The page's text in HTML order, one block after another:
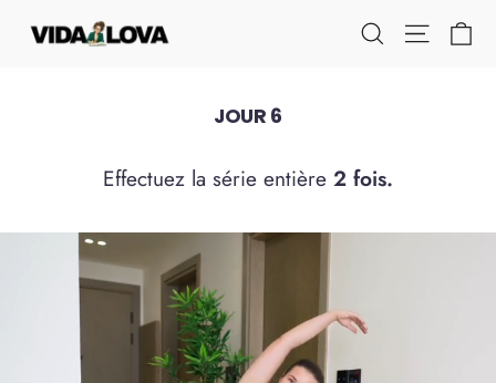
Rechercher
JOUR 6
Effectuez la série entière 2 fois.